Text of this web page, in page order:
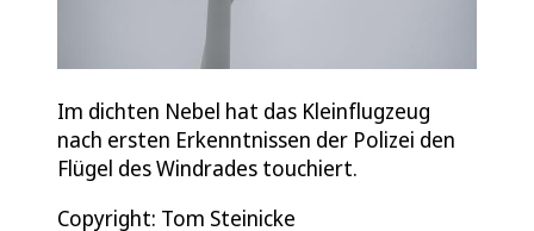
Im dichten Nebel hat das Kleinflugzeug
nach ersten Erkenntnissen der Polizei den
Flügel des Windrades touchiert.
Copyright: Tom Steinicke